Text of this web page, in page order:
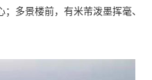
多景楼前，有米芾泼墨挥毫、